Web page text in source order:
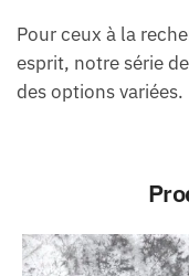
Pour ceux à la
esprit, notre série de
des options variées.